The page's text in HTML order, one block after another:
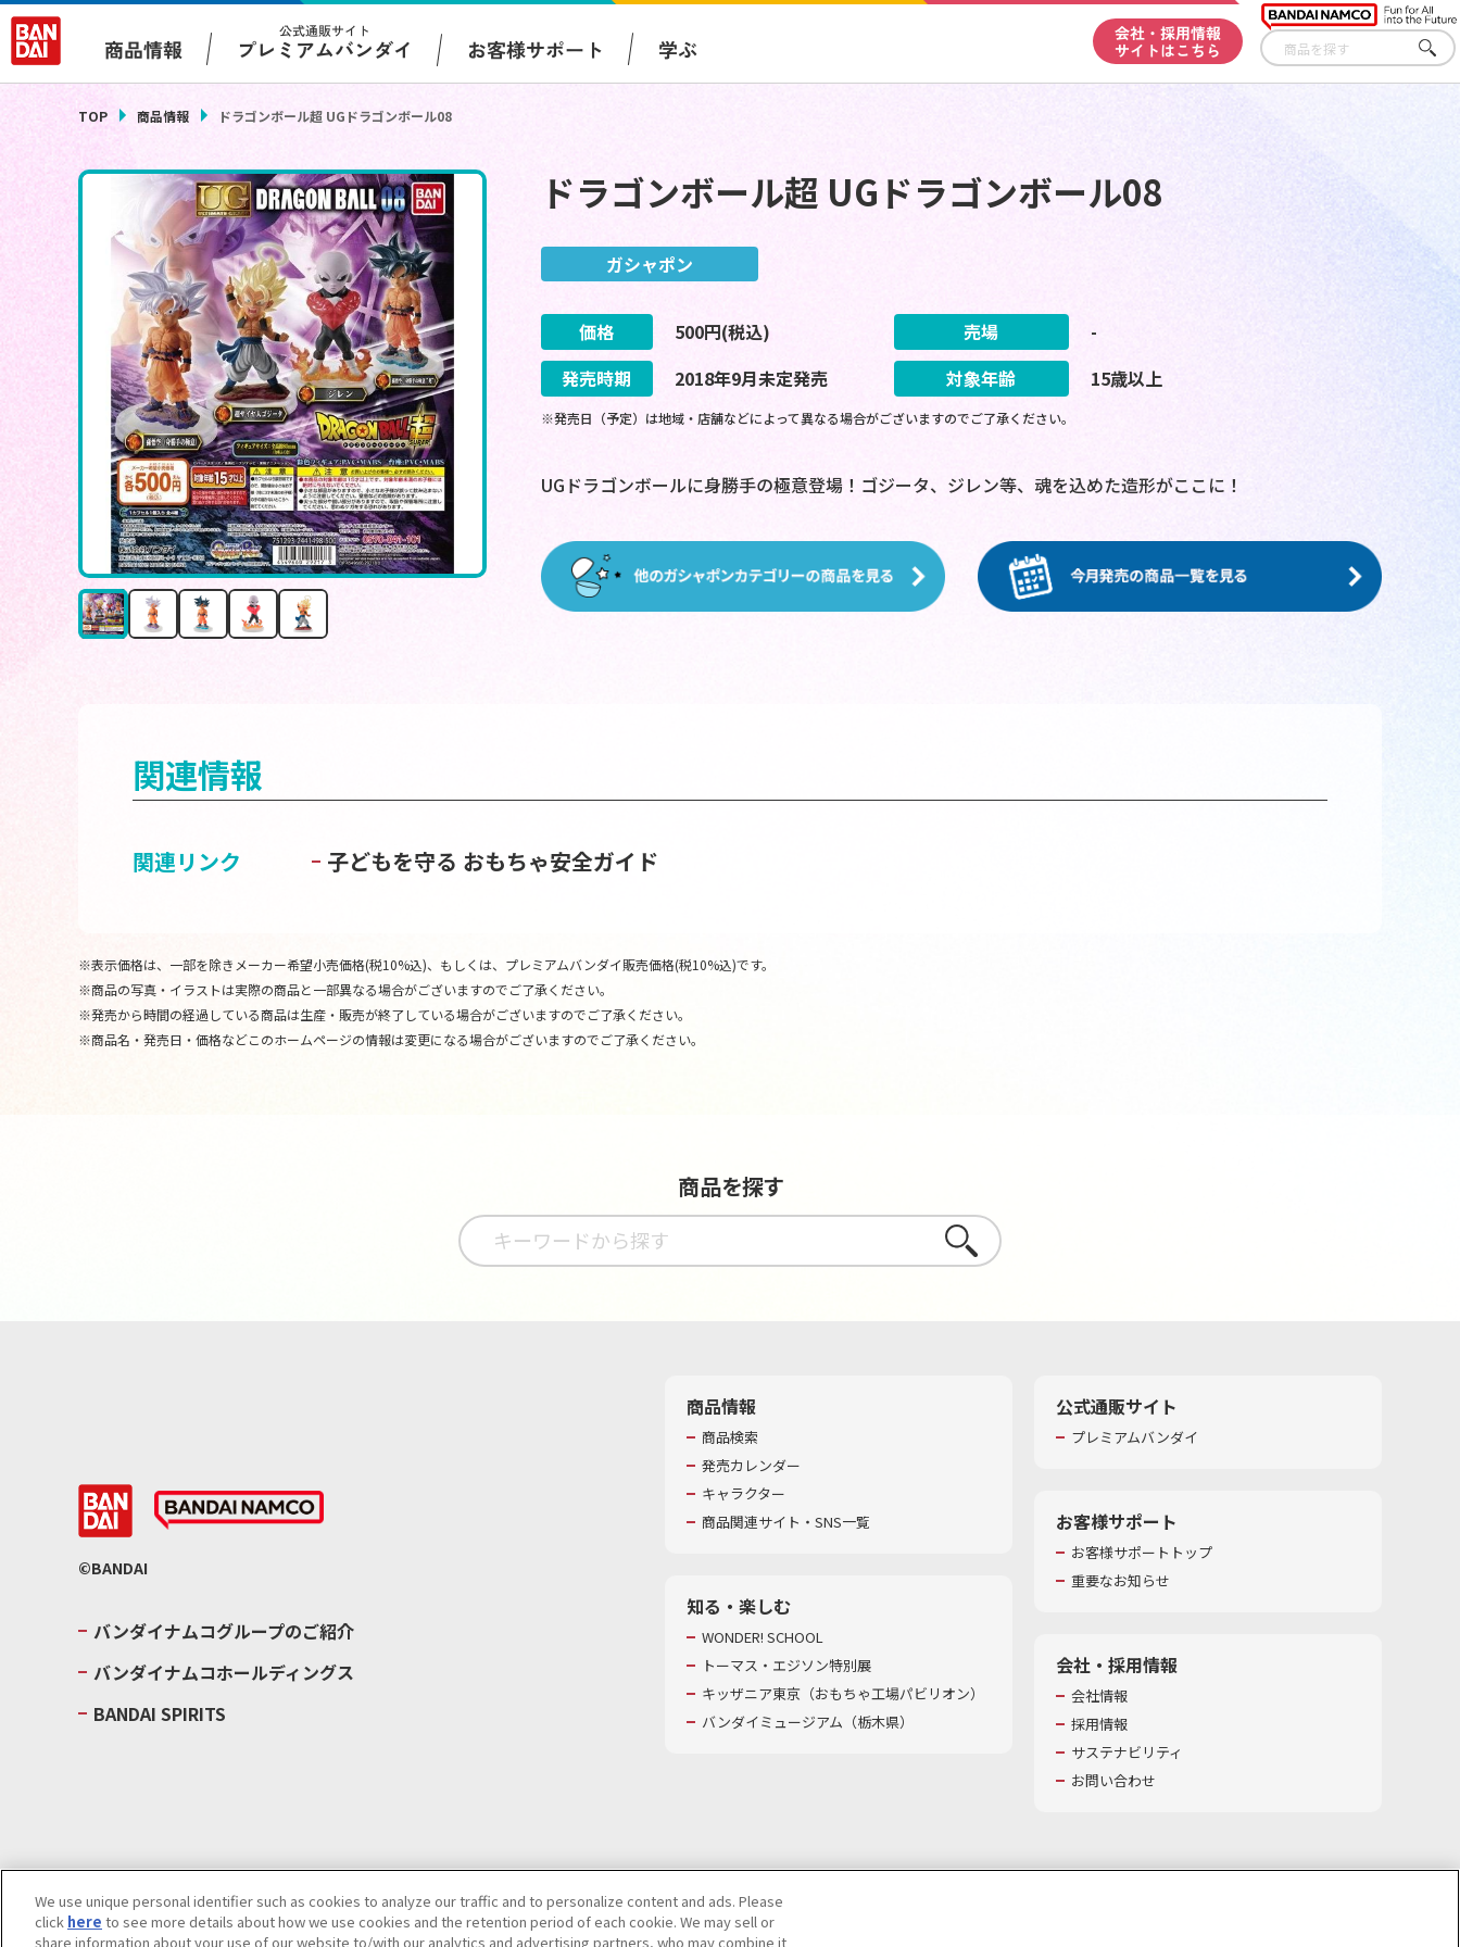
商品情報
公式通販サイト
プレミアムバンダイ お客様サポート 学ぶ
会社・採用情報
サイトはこちら
さが
す
TOP 商品情報 ドラゴンボール超 UGドラゴンボール08
ドラゴンボール超 UGドラゴンボール08
ガシャポン
価格 500円(税込) 売場
-
発売時期
2018年9月未定発売 対象年齢 15歳以上
※発売日（予定）は地域・店舗などによって異なる場合がございますのでご了承ください。
UGドラゴンボールに身勝手の極意登場！ゴジータ、ジレン等、魂を込めた造形がここに！
関連情報
関連リンク 子どもを守る おもちゃ安全ガイド
※表示価格は、一部を除きメーカー希望小売価格(税10%込)、もしくは、プレミアムバンダイ販売価格(税10%込)です。
※商品の写真・イラストは実際の商品と一部異なる場合がございますのでご了承ください。
※発売から時間の経過している商品は生産・販売が終了している場合がございますのでご了承ください。
※商品名・発売日・価格などこのホームページの情報は変更になる場合がございますのでご了承ください。
商品を探す
さがす
©BANDAI
バンダイナムコグループのご紹介
バンダイナムコホールディングス
BANDAI SPIRITS
商品情報
商品検索
発売カレンダー
キャラクター
商品関連サイト・SNS一覧
知る・楽しむ
WONDER! SCHOOL
トーマス・エジソン特別展
キッザニア東京（おもちゃ工場パビリオン）​
バンダイミュージアム（栃木県）
公式通販サイト
プレミアムバンダイ
お客様サポート
お客様サポートトップ
重要なお知らせ
会社・採用情報
会社情報
採用情報
サステナビリティ
お問い合わせ
ウェブサイトご利用条件ソーシャルメディアポリシー個人情報及び特定個人情報等の取り扱いに関する保護方針
We use unique personal identifier such as cookies to analyze our traffic and to personalize content and ads. Please
click here to see more details about how we use cookies and the retention period of each cookie. We may sell or
share information about your use of our website to/with our analytics and advertising partners, who may combine it